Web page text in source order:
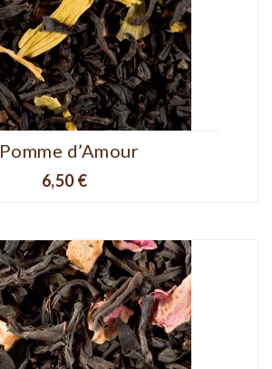
Pomme d’Amour
Prix
6,50 €